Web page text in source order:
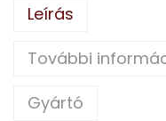
Leírás
További
Gyártó